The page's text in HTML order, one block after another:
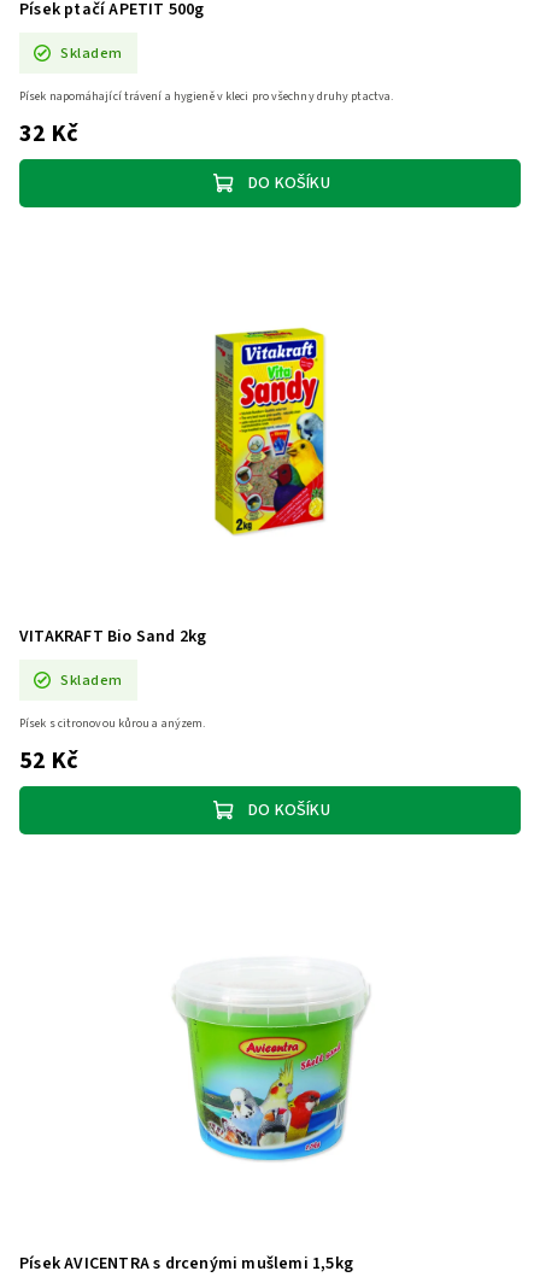
Písek ptačí APETIT 500g
Skladem
32 Kč
DO KOŠÍKU
Písek napomáhající trávení a hygieně v kleci pro všechny druhy ptactva.
VITAKRAFT Bio Sand 2kg
Skladem
52 Kč
DO KOŠÍKU
Písek s citronovou kůrou a anýzem.
Písek AVICENTRA s drcenými mušlemi 1,5kg